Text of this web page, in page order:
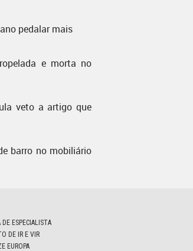
pedalar mais
e morta no
veto a artigo que
barro no mobiliário
DE ESPECIALISTA
DE IR E VIR
EUROPA